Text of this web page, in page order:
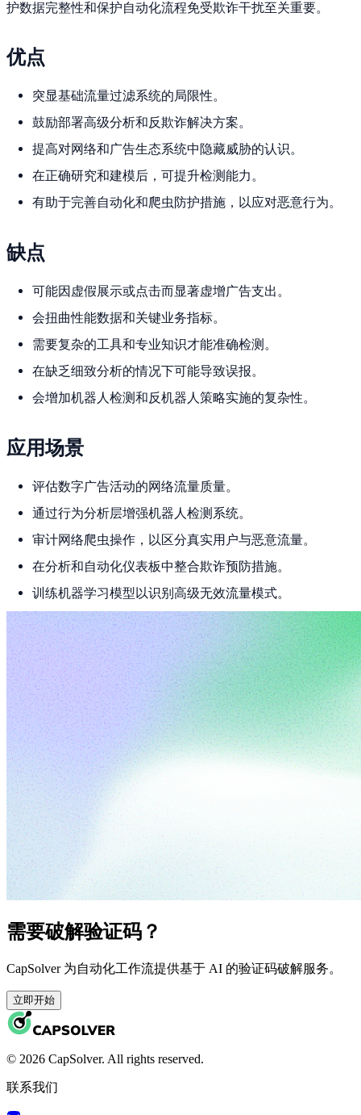
护数据完整性和保护自动化流程免受欺诈干扰至关重要。
优点
突显基础流量过滤系统的局限性。
鼓励部署高级分析和反欺诈解决方案。
提高对网络和广告生态系统中隐藏威胁的认识。
在正确研究和建模后，可提升检测能力。
有助于完善自动化和爬虫防护措施，以应对恶意行为。
缺点
可能因虚假展示或点击而显著虚增广告支出。
会扭曲性能数据和关键业务指标。
需要复杂的工具和专业知识才能准确检测。
在缺乏细致分析的情况下可能导致误报。
会增加机器人检测和反机器人策略实施的复杂性。
应用场景
评估数字广告活动的网络流量质量。
通过行为分析层增强机器人检测系统。
审计网络爬虫操作，以区分真实用户与恶意流量。
在分析和自动化仪表板中整合欺诈预防措施。
训练机器学习模型以识别高级无效流量模式。
需要破解验证码？
CapSolver 为自动化工作流提供基于 AI 的验证码破解服务。
立即开始
© 2026 CapSolver. All rights reserved.
联系我们